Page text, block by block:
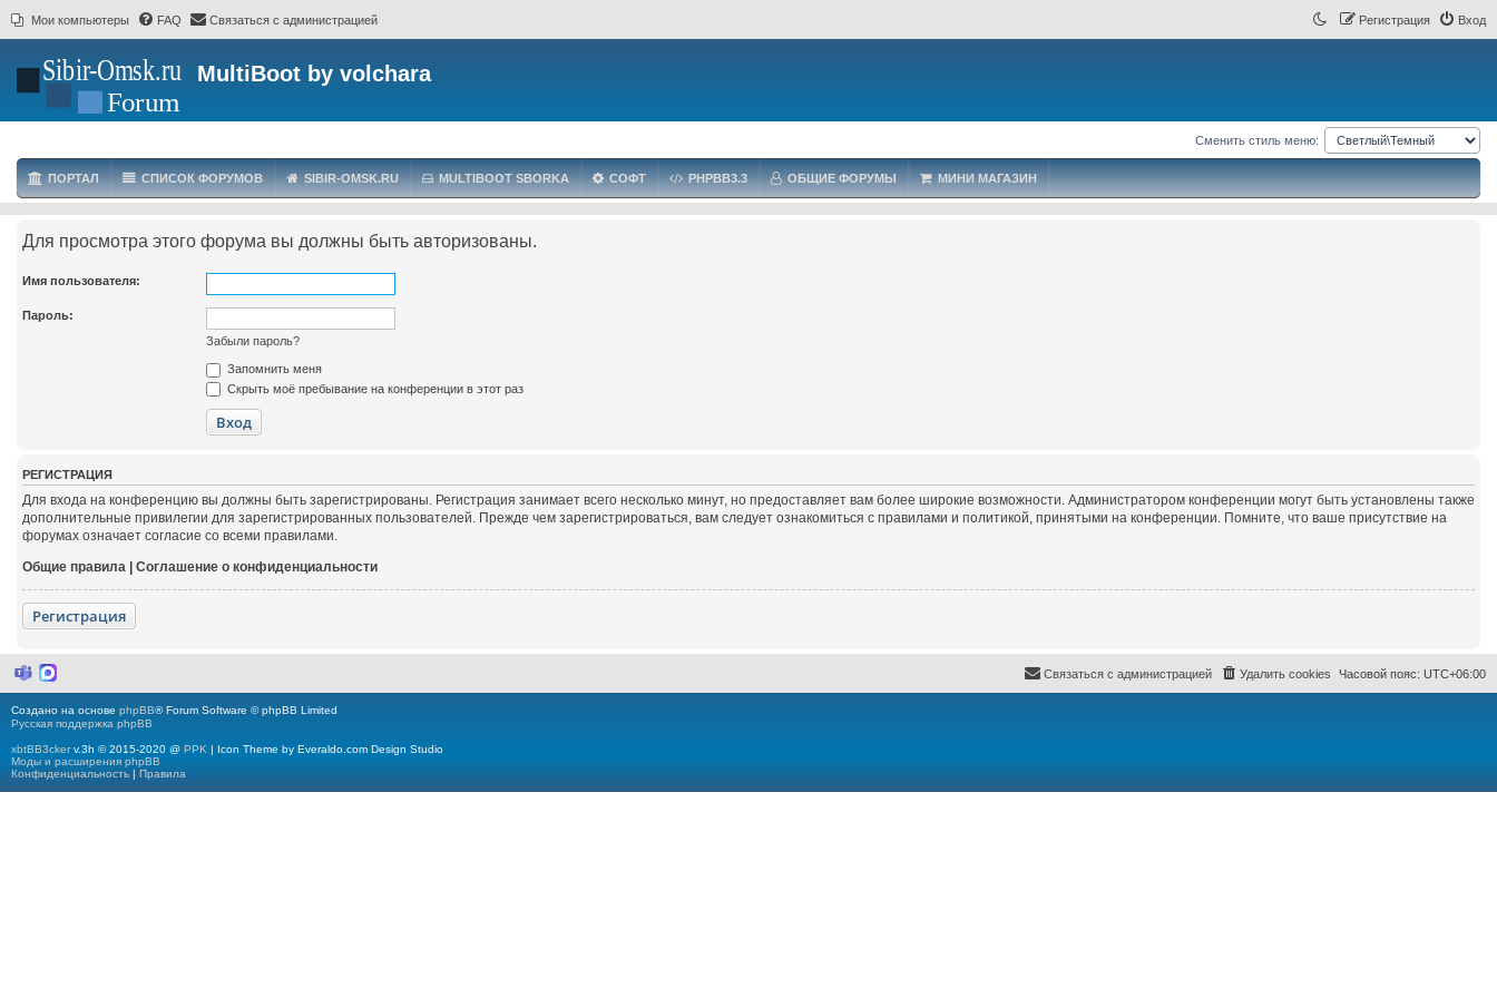
Мои компьютеры FAQ Связаться с администрацией Вход
Регистрация
MultiBoot by volchara
Сменить стиль меню:
ПОРТАЛ СПИСОК ФОРУМОВ SIBIR-OMSK.RU MULTIBOOT SBORKA СОФТ PHPBB3.3 ОБЩИЕ ФОРУМЫ МИНИ МАГАЗИН
Для просмотра этого форума вы должны быть авторизованы.
Имя пользователя:
Пароль:
Забыли пароль?
Запомнить меня
Скрыть моё пребывание на конференции в этот раз
РЕГИСТРАЦИЯ
Для входа на конференцию вы должны быть зарегистрированы. Регистрация занимает всего несколько минут, но предоставляет вам более широкие возможности. Администратором конференции могут быть установлены также
дополнительные привилегии для зарегистрированных пользователей. Прежде чем зарегистрироваться, вам следует ознакомиться с правилами и политикой, принятыми на конференции. Помните, что ваше присутствие на
форумах означает согласие со всеми правилами.
Общие правила | Соглашение о конфиденциальности
Регистрация
M
r
o
o
f
t
M
Часовой пояс: UTC+06:00
Удалить cookies
Связаться с администрацией
Создано на основе phpBB® Forum Software © phpBB Limited
Русская поддержка phpBB
xbtBB3ckerv.3h © 2015-2020 @ PPK | Icon Theme by Everaldo.com Design Studio
Моды и расширения phpBB
Конфиденциальность | Правила